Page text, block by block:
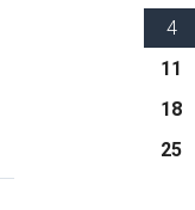
4
11
18
25